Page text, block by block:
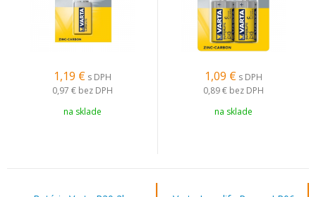
1,19 € s DPH
0,97 € bez DPH
na sklade
1,09 € s DPH
0,89 € bez DPH
na sklade